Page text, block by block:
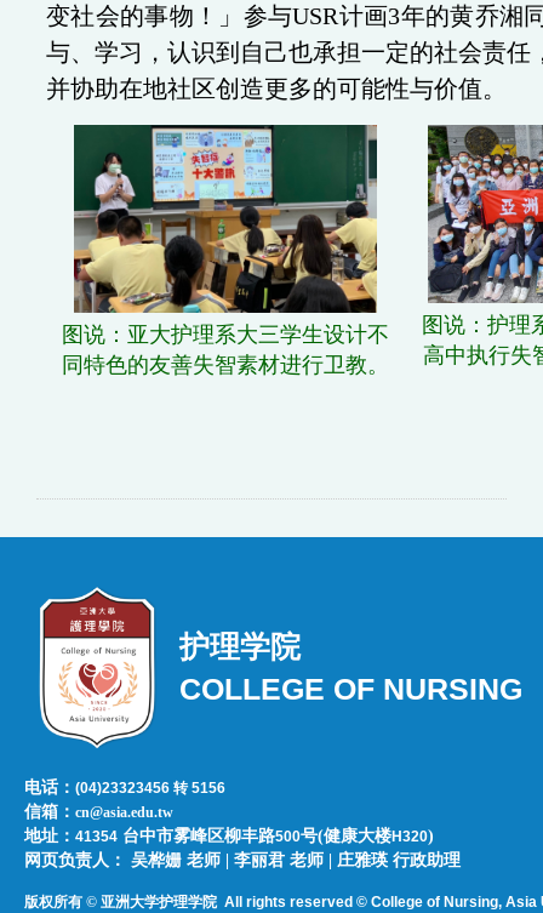
变社会的事物！」参与USR计画3年的黄乔湘
与、学习，认识到自己也承担一定的社会责
并协助在地社区创造更多的可能性与价值。
图说： 亚大护理系大三学生设计不
同特色的友善失智素材进行卫教。
图说： 护理
高中执行失
护理学院
COLLEGE OF NURSING
电话：(04)23323456 转 5156
信箱：cn@asia.edu.tw
地址：41354 台中市雾峰区柳丰路500号(健康大楼H320)
网页负责人：​​​ ​吴桦姗 老师 | 李丽君 老师 | 庄雅瑛 行政助理
版权所有 © 亚洲大学护理学院All rights reserved © College of Nursing, Asia